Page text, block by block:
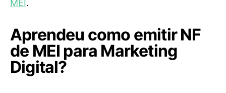
MEI .
Aprendeu como emitir NF
de MEI para Marketing
Digital?